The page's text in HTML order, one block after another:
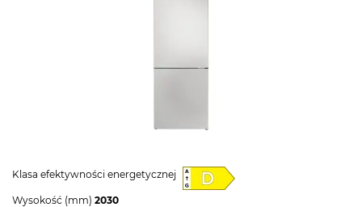
Klasa efektywności energetycznej
Wysokość (mm) 2030